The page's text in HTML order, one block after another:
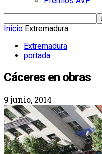
Inicio Extremadura
Extremadura
portada
Cáceres en obras
9 junio, 2014